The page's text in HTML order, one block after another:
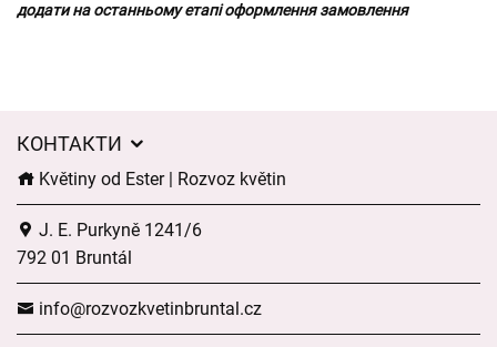
додати на останньому етапі оформлення замовлення
КОНТАКТИ
Květiny od Ester | Rozvoz květin
J. E. Purkyně 1241/6
792 01 Bruntál
info@rozvozkvetinbruntal.cz